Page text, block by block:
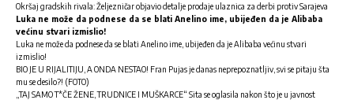
Okršaj gradskih rivala: Željezničar objavio detalje prodaje ulaznica za derbi protiv Sarajeva
Luka ne može da podnese da se blati Anelino ime, ubijeđen da je Alibaba
većinu stvari izmislio!
Luka ne može da podnese da se blati Anelino ime, ubijeđen da je Alibaba većinu stvari
izmislio!
BIO JE U RIJALITIJU, A ONDA NESTAO! Fran Pujas je danas neprepoznatljiv, svi se pitaju šta
mu se desilo?! (FOTO)
„TAJ SAMO T*ČE ŽENE, TRUDNICE I MUŠKARCE“ Sita se oglasila nakon što je u javnost